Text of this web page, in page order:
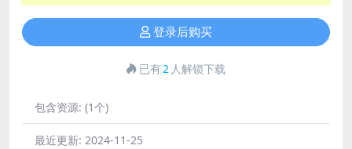
登录后购买
已有2 人解锁下载
包含资源: (1个)
最近更新: 2024-11-25